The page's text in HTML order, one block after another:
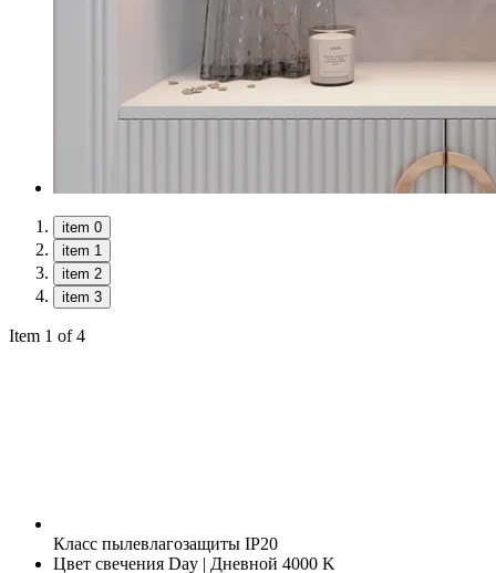
item 0
item 1
item 2
item 3
Item 1 of 4
Класс пылевлагозащиты IP20
Цвет свечения Day | Дневной 4000 K